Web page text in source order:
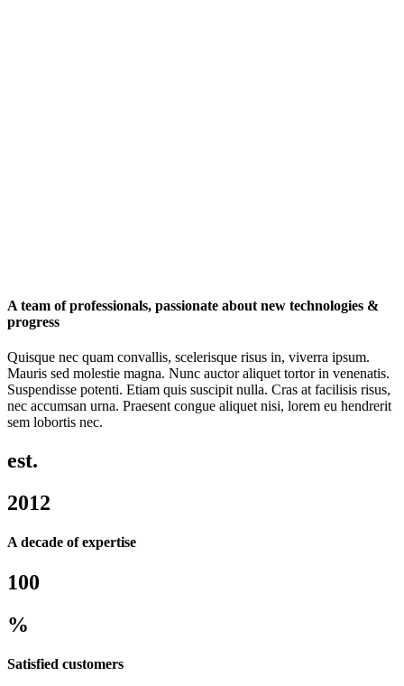
A team of professionals, passionate about new technologies &
progress
Quisque nec quam convallis, scelerisque risus in, viverra ipsum.
Mauris sed molestie magna. Nunc auctor aliquet tortor in venenatis.
Suspendisse potenti. Etiam quis suscipit nulla. Cras at facilisis risus,
nec accumsan urna. Praesent congue aliquet nisi, lorem eu hendrerit
sem lobortis nec.
est.
2012
A decade of expertise
100
%
Satisfied customers